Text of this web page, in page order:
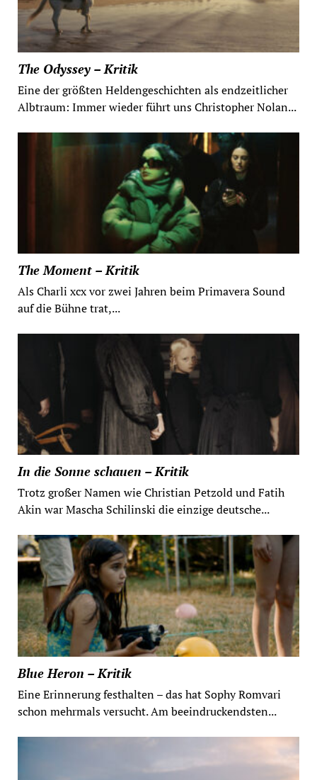
The Odyssey – Kritik
Eine der größten Heldengeschichten als endzeitlicher
Albtraum: Immer wieder führt uns Christopher Nolan...
The Moment – Kritik
Als Charli xcx vor zwei Jahren beim Primavera Sound
auf die Bühne trat,...
In die Sonne schauen – Kritik
Trotz großer Namen wie Christian Petzold und Fatih
Akin war Mascha Schilinski die einzige deutsche...
Blue Heron – Kritik
Eine Erinnerung festhalten – das hat Sophy Romvari
schon mehrmals versucht. Am beeindruckendsten...